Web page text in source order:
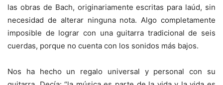
las obras de Bach, originariamente escritas para laúd, sin
necesidad de alterar ninguna nota. Algo completamente
imposible de lograr con una guitarra tradicional de seis
cuerdas, porque no cuenta con los sonidos más bajos.
Nos ha hecho un regalo universal y personal con su